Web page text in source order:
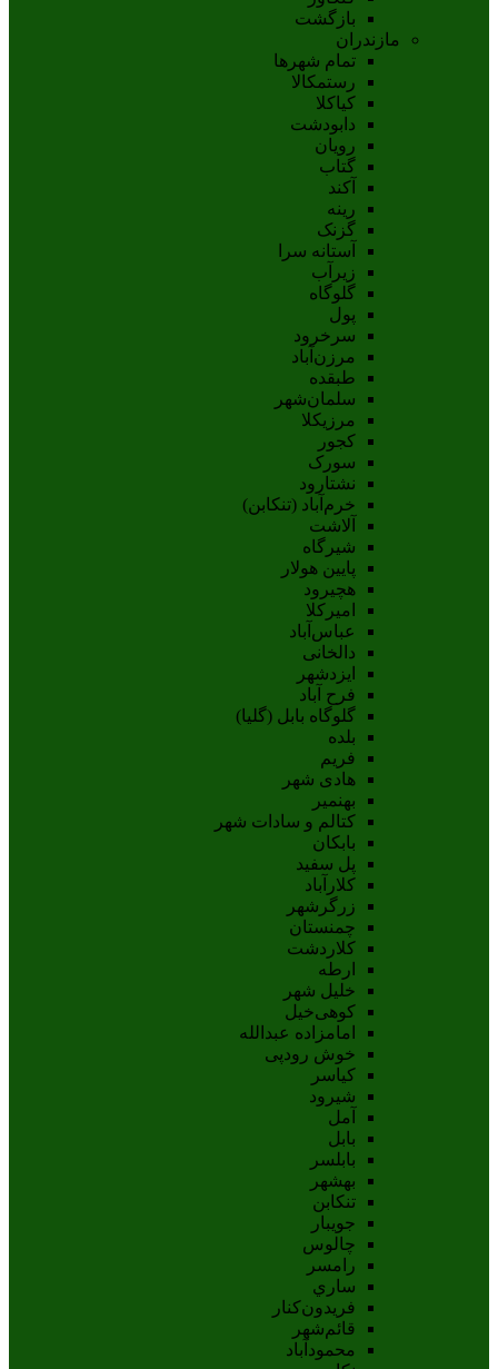
بازگشت
مازندران
تمام شهر‌ها
رستمکالا
کیاکلا
دابودشت
رویان
گتاب
آکند
رینه
گزنک
آستانه سرا
زیرآب
گلوگاه
پول
سرخرود
مرزن‌آباد
طبقده
سلمان‌شهر
مرزیکلا
کجور
سورک
نشتارود
خرم‌آباد (تنکابن)
آلاشت
شیرگاه
پایین هولار
هچیرود
امیرکلا
عباس‌آباد
دالخانی
ایزدشهر
فرح آباد
گلوگاه بابل (گلیا)
بلده
فریم
هادی شهر
بهنمیر
کتالم و سادات شهر
بابکان
پل سفید
کلارآباد
زرگرشهر
چمنستان
کلاردشت
ارطه
خلیل شهر
کوهی‌خیل
امامزاده عبدالله
خوش رودپی
کیاسر
شیرود
آمل
بابل
بابلسر
بهشهر
تنکابن
جويبار
چالوس
رامسر
ساري
فريدون‌کنار
قائم‌شهر
محمودآباد